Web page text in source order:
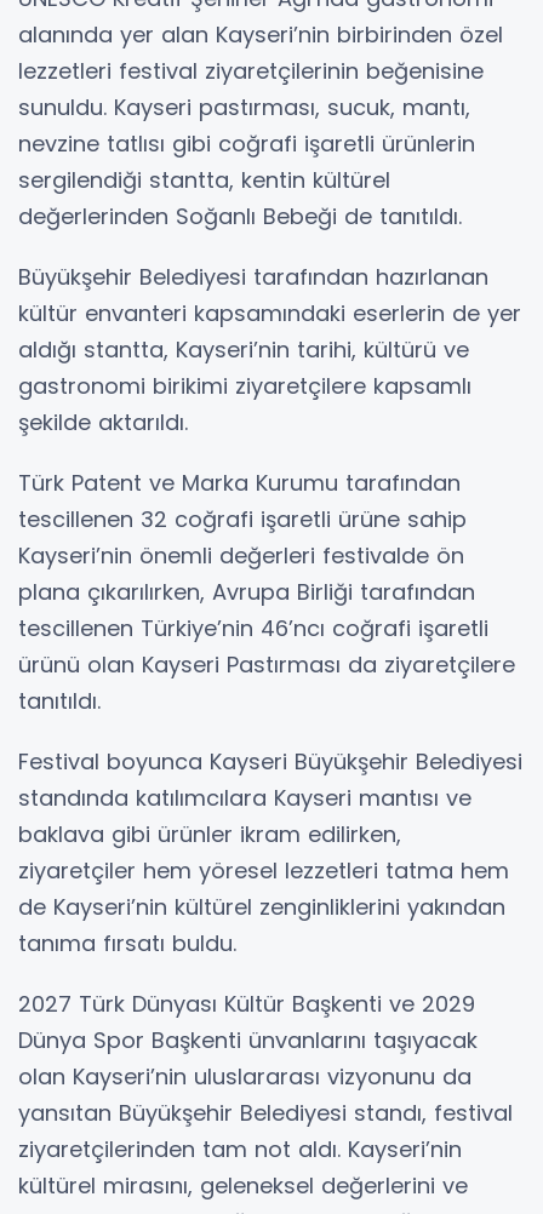
alanında yer alan Kayseri’nin birbirinden özel
lezzetleri festival ziyaretçilerinin beğenisine
sunuldu. Kayseri pastırması, sucuk, mantı,
nevzine tatlısı gibi coğrafi işaretli ürünlerin
sergilendiği stantta, kentin kültürel
değerlerinden Soğanlı Bebeği de tanıtıldı.
Büyükşehir Belediyesi tarafından hazırlanan
kültür envanteri kapsamındaki eserlerin de yer
aldığı stantta, Kayseri’nin tarihi, kültürü ve
gastronomi birikimi ziyaretçilere kapsamlı
şekilde aktarıldı.
Türk Patent ve Marka Kurumu tarafından
tescillenen 32 coğrafi işaretli ürüne sahip
Kayseri’nin önemli değerleri festivalde ön
plana çıkarılırken, Avrupa Birliği tarafından
tescillenen Türkiye’nin 46’ncı coğrafi işaretli
ürünü olan Kayseri Pastırması da ziyaretçilere
tanıtıldı.
Festival boyunca Kayseri Büyükşehir Belediyesi
standında katılımcılara Kayseri mantısı ve
baklava gibi ürünler ikram edilirken,
ziyaretçiler hem yöresel lezzetleri tatma hem
de Kayseri’nin kültürel zenginliklerini yakından
tanıma fırsatı buldu.
2027 Türk Dünyası Kültür Başkenti ve 2029
Dünya Spor Başkenti ünvanlarını taşıyacak
olan Kayseri’nin uluslararası vizyonunu da
yansıtan Büyükşehir Belediyesi standı, festival
ziyaretçilerinden tam not aldı. Kayseri’nin
kültürel mirasını, geleneksel değerlerini ve